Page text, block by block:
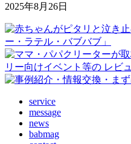
2025年8月26日
service
message
news
babmag